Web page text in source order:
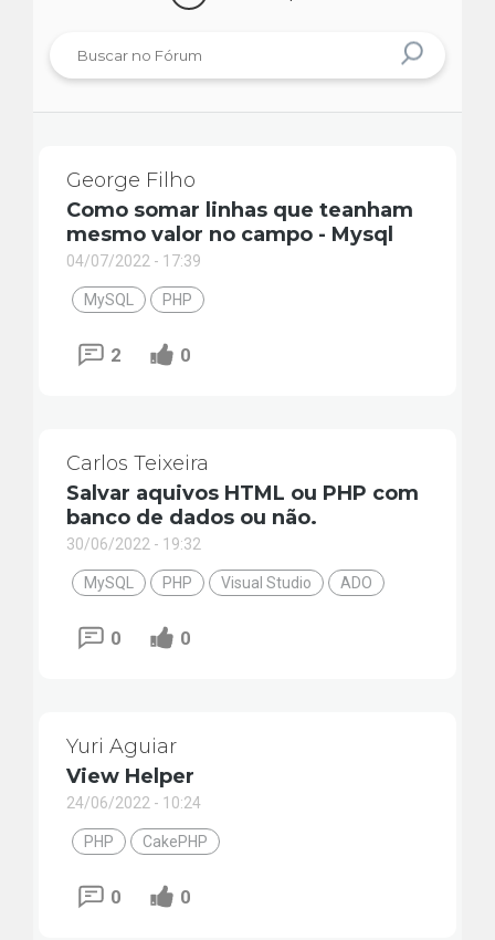
George Filho
Como somar linhas que teanham
mesmo valor no campo - Mysql
04/07/2022 - 17:39
MySQL PHP
2 0
Carlos Teixeira
Salvar aquivos HTML ou PHP com
banco de dados ou não.
30/06/2022 - 19:32
MySQL PHP Visual Studio ADO
0 0
Yuri Aguiar
View Helper
24/06/2022 - 10:24
PHP CakePHP
0 0